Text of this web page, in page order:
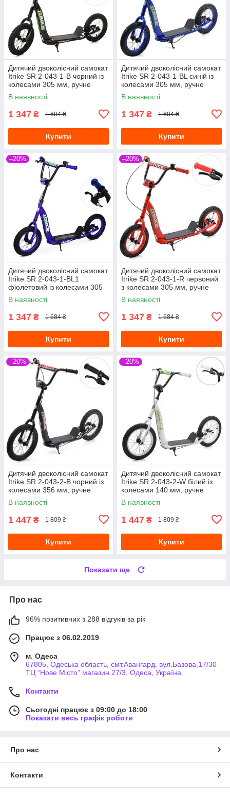
Дитячий двоколісний самокат
Itrike SR 2-043-1-B чорний із
колесами 305 мм, ручне
гальмо
В наявності
1 347 ₴ 1 684 ₴
Купити
Дитячий двоколісний самокат
Itrike SR 2-043-1-BL синій із
колесами 305 мм, ручне
гальмо
В наявності
1 347 ₴ 1 684 ₴
Купити
–20%
Дитячий двоколісний самокат
Itrike SR 2-043-1-BL1
фіолетовий із колесами 305
мм, ручне гальмо
В наявності
1 347 ₴ 1 684 ₴
Купити
–20%
Дитячий двоколісний самокат
Itrike SR 2-043-1-R червоний
з колесами 305 мм, ручне
гальмо
В наявності
1 347 ₴ 1 684 ₴
Купити
–20%
Дитячий двоколісний самокат
Itrike SR 2-043-2-B чорний із
колесами 356 мм, ручне
гальмо
В наявності
1 447 ₴ 1 809 ₴
Купити
–20%
Дитячий двоколісний самокат
Itrike SR 2-043-2-W білий із
колесами 140 мм, ручне
гальмо
В наявності
1 447 ₴ 1 809 ₴
Купити
Показати ще
Про нас
96% позитивних з 288 відгуків за рік
Працює з 06.02.2019
м. Одеса
67805, Одеська область, смт.Авангард, вул.Базова,17/30
ТЦ “Нове Місто” магазин 27/3, Одеса, Україна
Контакти
Сьогодні працює з 09:00 до 18:00
Показати весь графік роботи
Про нас
Контакти